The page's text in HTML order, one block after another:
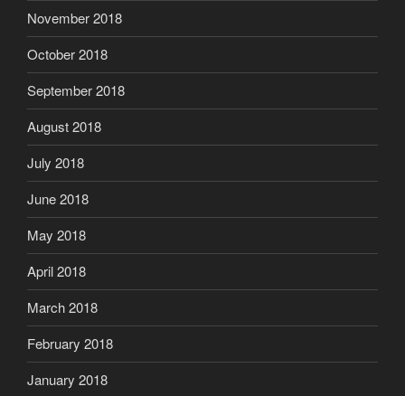
November 2018
October 2018
September 2018
August 2018
July 2018
June 2018
May 2018
April 2018
March 2018
February 2018
January 2018